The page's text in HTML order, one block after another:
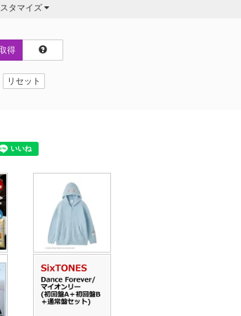
タマイズ
得
リセット